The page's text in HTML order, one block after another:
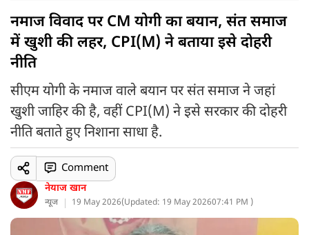
नमाज विवाद पर CM योगी का बयान, संत समाज
में खुशी की लहर, CPI(M) ने बताया इसे दोहरी
नीति
सीएम योगी के नमाज वाले बयान पर संत समाज ने जहां
खुशी जाहिर की है, वहीं CPI(M) ने इसे सरकार की दोहरी
नीति बताते हुए निशाना साधा है.
नेयाज खान
न्यूज 19 May 2026(Updated: 19 May 202607:41 PM )
Comment